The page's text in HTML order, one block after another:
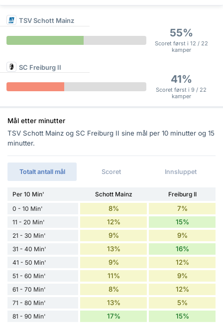
TSV Schott Mainz
55%
Scoret først i 12 / 22
kamper
SC Freiburg II
41%
Scoret først i 9 / 22
kamper
Mål etter minutter
TSV Schott Mainz og SC Freiburg II sine mål per 10 minutter og 15
minutter.
Totalt antall mål Scoret Innsluppet
Per 10 Min' Schott Mainz
Freiburg II
0 - 10 Min'
8% 7%
11 - 20 Min' 12% 15%
21 - 30 Min' 9% 9%
31 - 40 Min' 13% 16%
41 - 50 Min' 9% 12%
51 - 60 Min' 11% 9%
61 - 70 Min' 8% 12%
71 - 80 Min' 13% 5%
81 - 90 Min' 17% 15%